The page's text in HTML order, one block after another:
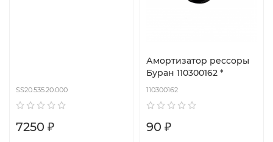
SS20.535.20.000
7250 ₽
Амортизатор рессоры
Буран 110300162 *
110300162
90 ₽